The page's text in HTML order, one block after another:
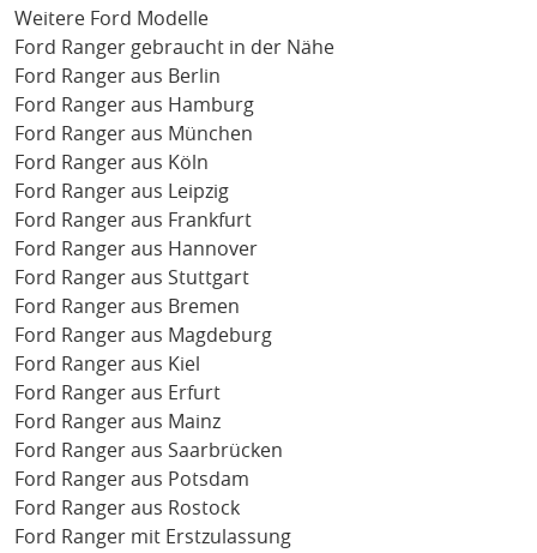
Weitere Ford Modelle
Ford Ranger gebraucht in der Nähe
Ford Ranger aus Berlin
Ford Ranger aus Hamburg
Ford Ranger aus München
Ford Ranger aus Köln
Ford Ranger aus Leipzig
Ford Ranger aus Frankfurt
Ford Ranger aus Hannover
Ford Ranger aus Stuttgart
Ford Ranger aus Bremen
Ford Ranger aus Magdeburg
Ford Ranger aus Kiel
Ford Ranger aus Erfurt
Ford Ranger aus Mainz
Ford Ranger aus Saarbrücken
Ford Ranger aus Potsdam
Ford Ranger aus Rostock
Ford Ranger mit Erstzulassung